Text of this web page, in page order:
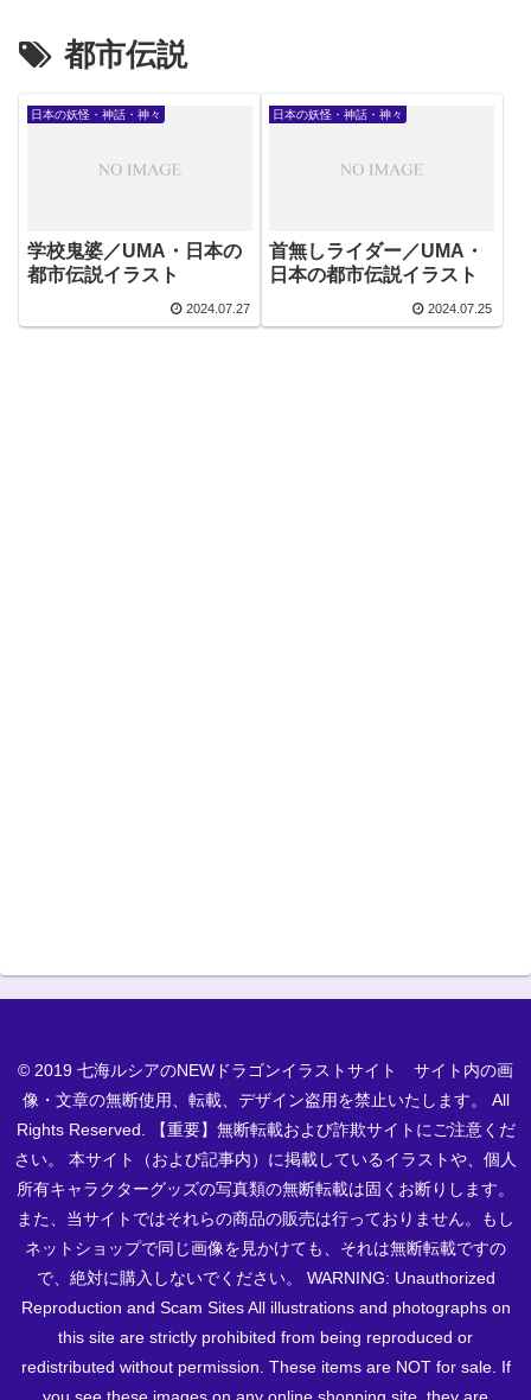
都市伝説
日本の妖怪・神話・神々
学校鬼婆／UMA・日本の
都市伝説イラスト
2024.07.27
日本の妖怪・神話・神々
首無しライダー／UMA・
日本の都市伝説イラスト
2024.07.25
© 2019 七海ルシアのNEWドラゴンイラストサイト サイト内の画
像・文章の無断使用、転載、デザイン盗用を禁止いたします。 All
Rights Reserved. 【重要】無断転載および詐欺サイトにご注意くだ
さい。 本サイト（および記事内）に掲載しているイラストや、個人
所有キャラクターグッズの写真類の無断転載は固くお断りします。
また、当サイトではそれらの商品の販売は行っておりません。もし
ネットショップで同じ画像を見かけても、それは無断転載ですの
で、絶対に購入しないでください。 WARNING: Unauthorized
Reproduction and Scam Sites All illustrations and photographs on
this site are strictly prohibited from being reproduced or
redistributed without permission. These items are NOT for sale. If